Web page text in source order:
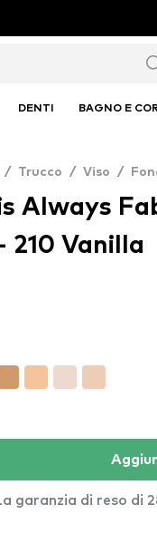
DENTI BAGNO E
/ Trucco / Viso /
Always
210 Vanilla
garanzia di reso di